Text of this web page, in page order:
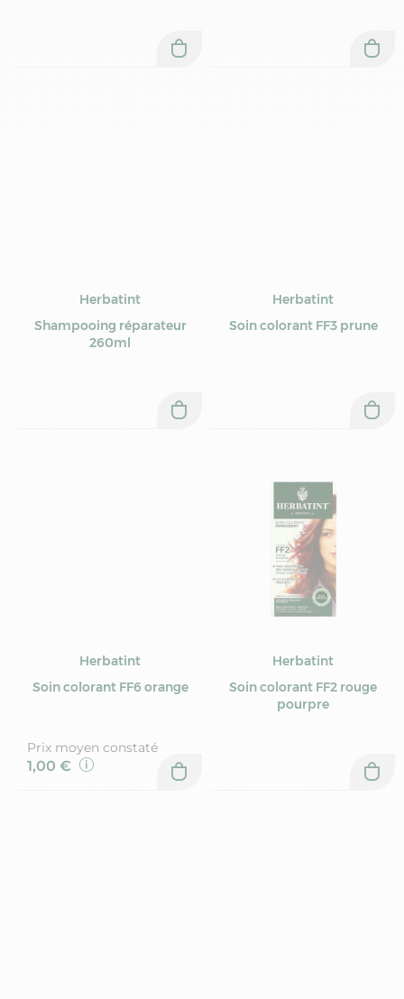
Herbatint
Shampooing réparateur
260ml
Herbatint
Soin colorant FF3 prune
Herbatint
Soin colorant FF6 orange
Prix moyen constaté
1,00 €
Herbatint
Soin colorant FF2 rouge
pourpre